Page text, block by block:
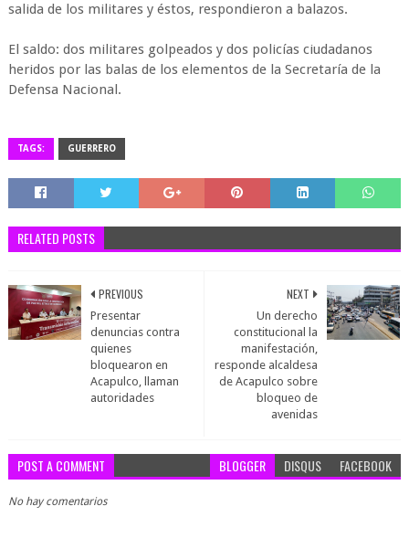
salida de los militares y éstos, respondieron a balazos.
El saldo: dos militares golpeados y dos policías ciudadanos
heridos por las balas de los elementos de la Secretaría de la
Defensa Nacional.
TAGS: GUERRERO
RELATED POSTS
NEXT
Un derecho
constitucional la
manifestación,
responde alcaldesa
de Acapulco sobre
bloqueo de
avenidas
PREVIOUS
Presentar
denuncias contra
quienes
bloquearon en
Acapulco, llaman
autoridades
POST A COMMENT BLOGGER DISQUS FACEBOOK
No hay comentarios